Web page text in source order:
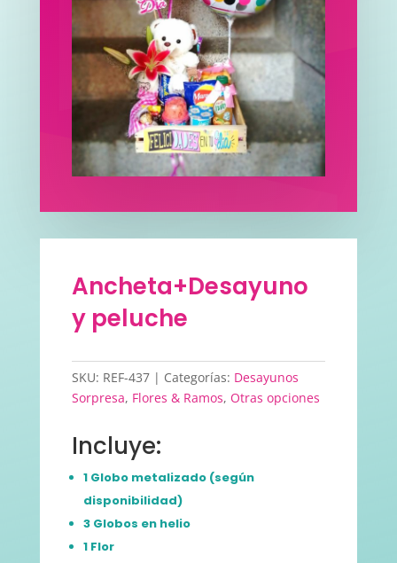
Ancheta+Desayuno
y peluche
SKU: REF-437 Categorías: Desayunos
Sorpresa, Flores & Ramos, Otras opciones
Incluye:
1 Globo metalizado (según
disponibilidad)
3 Globos en helio
1 Flor